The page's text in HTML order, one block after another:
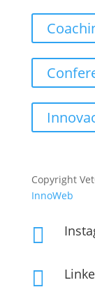
Copyright
InnoWeb

